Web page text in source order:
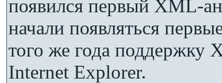
появился первый XML-
начали появляться
того же года поддержку
Internet Explorer.